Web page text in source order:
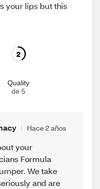
your lips but this
2
Quality
de 5
Hace 2 años
your
Formula
We take
and are